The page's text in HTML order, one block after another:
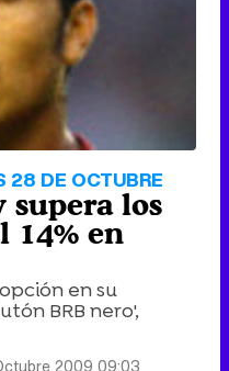
28 DE OCTUBRE
supera los
14% en
en su
BRB nero',